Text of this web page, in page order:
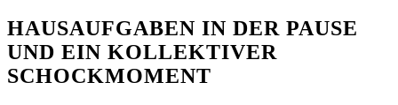
HAUSAUFGABEN IN DER PAUSE
UND EIN KOLLEKTIVER
SCHOCKMOMENT